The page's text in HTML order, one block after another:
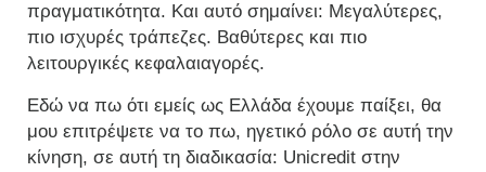
πραγματικότητα. Και αυτό σημαίνει: Μεγαλύτερες,
πιο ισχυρές τράπεζες. Βαθύτερες και πιο
λειτουργικές κεφαλαιαγορές.
Εδώ να πω ότι εμείς ως Ελλάδα έχουμε παίξει, θα
μου επιτρέψετε να το πω, ηγετικό ρόλο σε αυτή την
κίνηση, σε αυτή τη διαδικασία: Unicredit στην